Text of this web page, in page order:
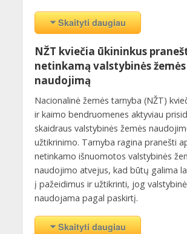
Skaityti daugiau
NŽT kviečia ūkininkus
netinkamą valstybinės žemės
naudojimą
Nacionalinė žemės tarnyba (NŽT)
ir kaimo bendruomenes aktyviau
skaidraus valstybinės žemės
užtikrinimo. Tarnyba ragina pranešti
netinkamo išnuomotos valstybinės
naudojimo atvejus, kad būtų galima
į pažeidimus ir užtikrinti, jog
naudojama pagal paskirtį.
Skaityti daugiau